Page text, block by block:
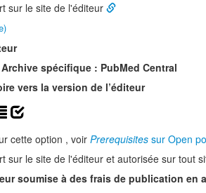
sur le site de l'éditeur
Archive spécifique : PubMed Central
vers la version de l’éditeur
cette option , voir Prerequisites sur Open
sur le site de l'éditeur et autorisée sur tout
soumise à des frais de publication en